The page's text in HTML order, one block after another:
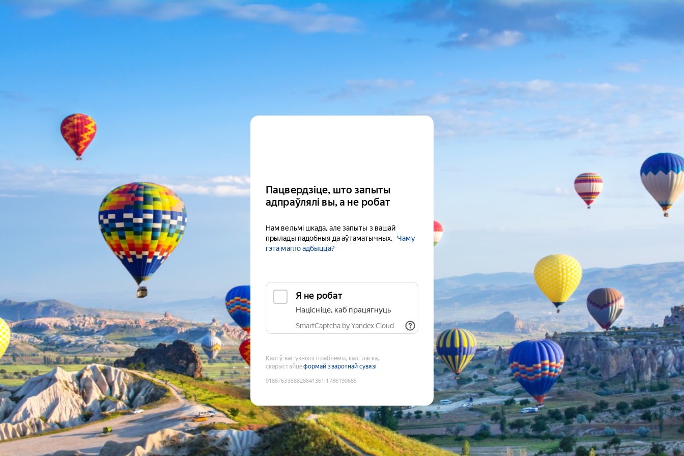
Пацвердзіце, што запыты
адпраўлялі вы, а не робат
Нам вельмі шкада, але запыты з вашай
прылады падобныя да аўтаматычных.
Чаму
гэта магло адбыцца?
Я не робат
Націсніце, каб працягнуць
SmartCaptcha by Yandex Cloud
Калі ў вас узніклі праблемы, калі ласка,
скарыстайцеформай зваротнай сувязі
9188763358828841361 :1786190685